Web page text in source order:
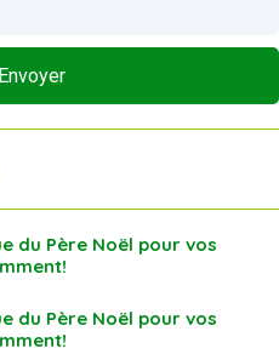
Envoyer
du Père Noël pour vos
du Père Noël pour vos